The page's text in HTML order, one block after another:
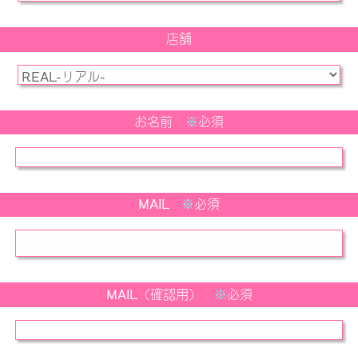
店舗
お名前 ※必須
MAIL ※必須
MAIL（確認用） ※必須